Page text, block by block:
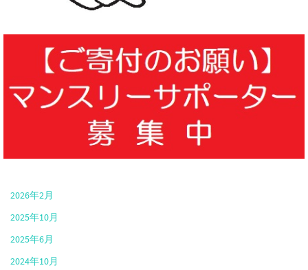
2026年2月
2025年10月
2025年6月
2024年10月